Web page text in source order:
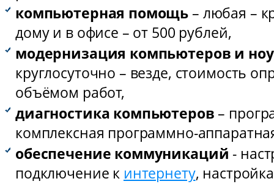
компьютерная помощь – любая –
дому и в офисе – от 500 рублей,
модернизация компьютеров и
круглосуточно – везде, стоимость
объёмом работ,
диагностика компьютеров –
комплексная программно-
обеспечение коммуникаций -
подключение к интернету,